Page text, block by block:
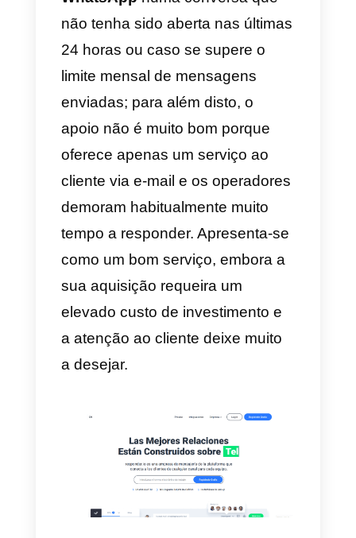
OHiwaboté uma solução
pensada para equipas de venda,
apoio e logística que nos oferece
o WhatsApp, Facebook, chat
e Instagram como principais
canais de serviço. O preço só se
adicionemos todos os canais de
serviço e as métricas em tempo
real que servem para
acompanhar todos os agentes